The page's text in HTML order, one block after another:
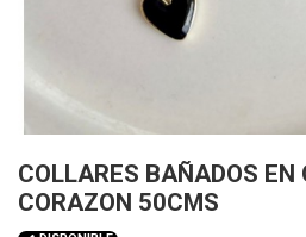
COLLARES BAÑADOS EN
CORAZON 50CMS